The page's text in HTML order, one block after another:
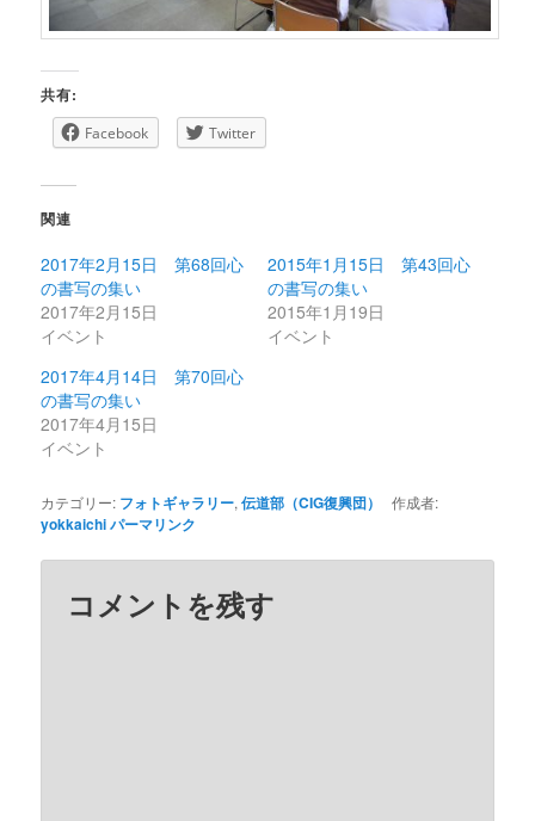
共有:
Facebook Twitter
関連
2017年2月15日 第68回心
の書写の集い
2017年2月15日
イベント
2015年1月15日 第43回心
の書写の集い
2015年1月19日
イベント
2017年4月14日 第70回心
の書写の集い
2017年4月15日
イベント
カテゴリー: フォトギャラリー,伝道部（CIG復興団） 作成者:
yokkaichiパーマリンク
コメントを残す